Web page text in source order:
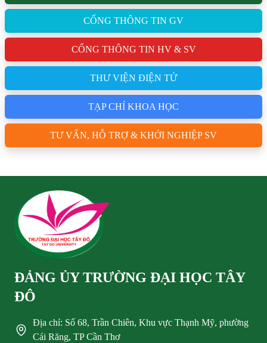
CỔNG THÔNG TIN GV
CỔNG THÔNG TIN HV & SV
THƯ VIỆN ĐIỆN TỬ
TẠP CHÍ KHOA HỌC
TƯ VẤN, HỖ TRỢ & KHỞI NGHIỆP SV
ĐẢNG ỦY TRƯỜNG ĐẠI HỌC TÂY
ĐÔ
Địa chỉ: Số 68, Trần Chiên, Khu vực Thạnh Mỹ, phường
Cái Răng, TP Cần Thơ